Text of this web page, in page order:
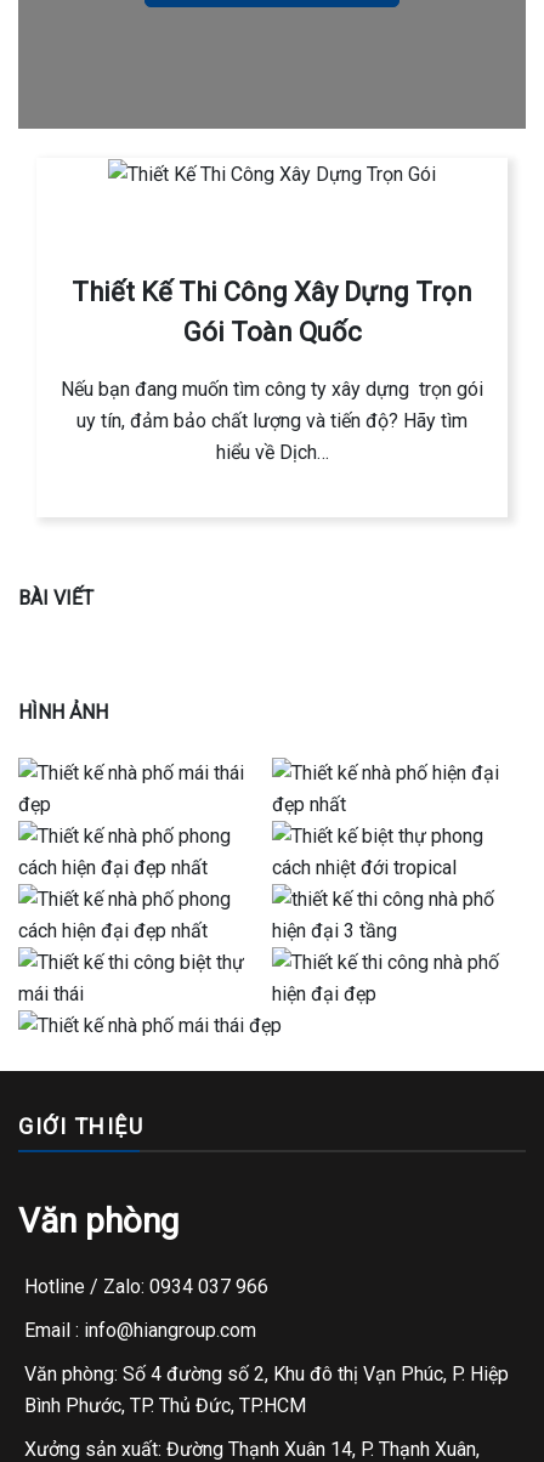
Thiết Kế Thi Công Xây Dựng Trọn
Gói Toàn Quốc
Nếu bạn đang muốn tìm công ty xây dựng trọn gói
uy tín, đảm bảo chất lượng và tiến độ? Hãy tìm
hiểu về Dịch…
BÀI VIẾT
HÌNH ẢNH
GIỚI THIỆU
Văn phòng
Hotline / Zalo: 0934 037 966
Email : info@hiangroup.com
Văn phòng: Số 4 đường số 2, Khu đô thị Vạn Phúc, P. Hiệp
Bình Phước, TP. Thủ Đức, TP.HCM
Xưởng sản xuất: Đường Thạnh Xuân 14, P. Thạnh Xuân,